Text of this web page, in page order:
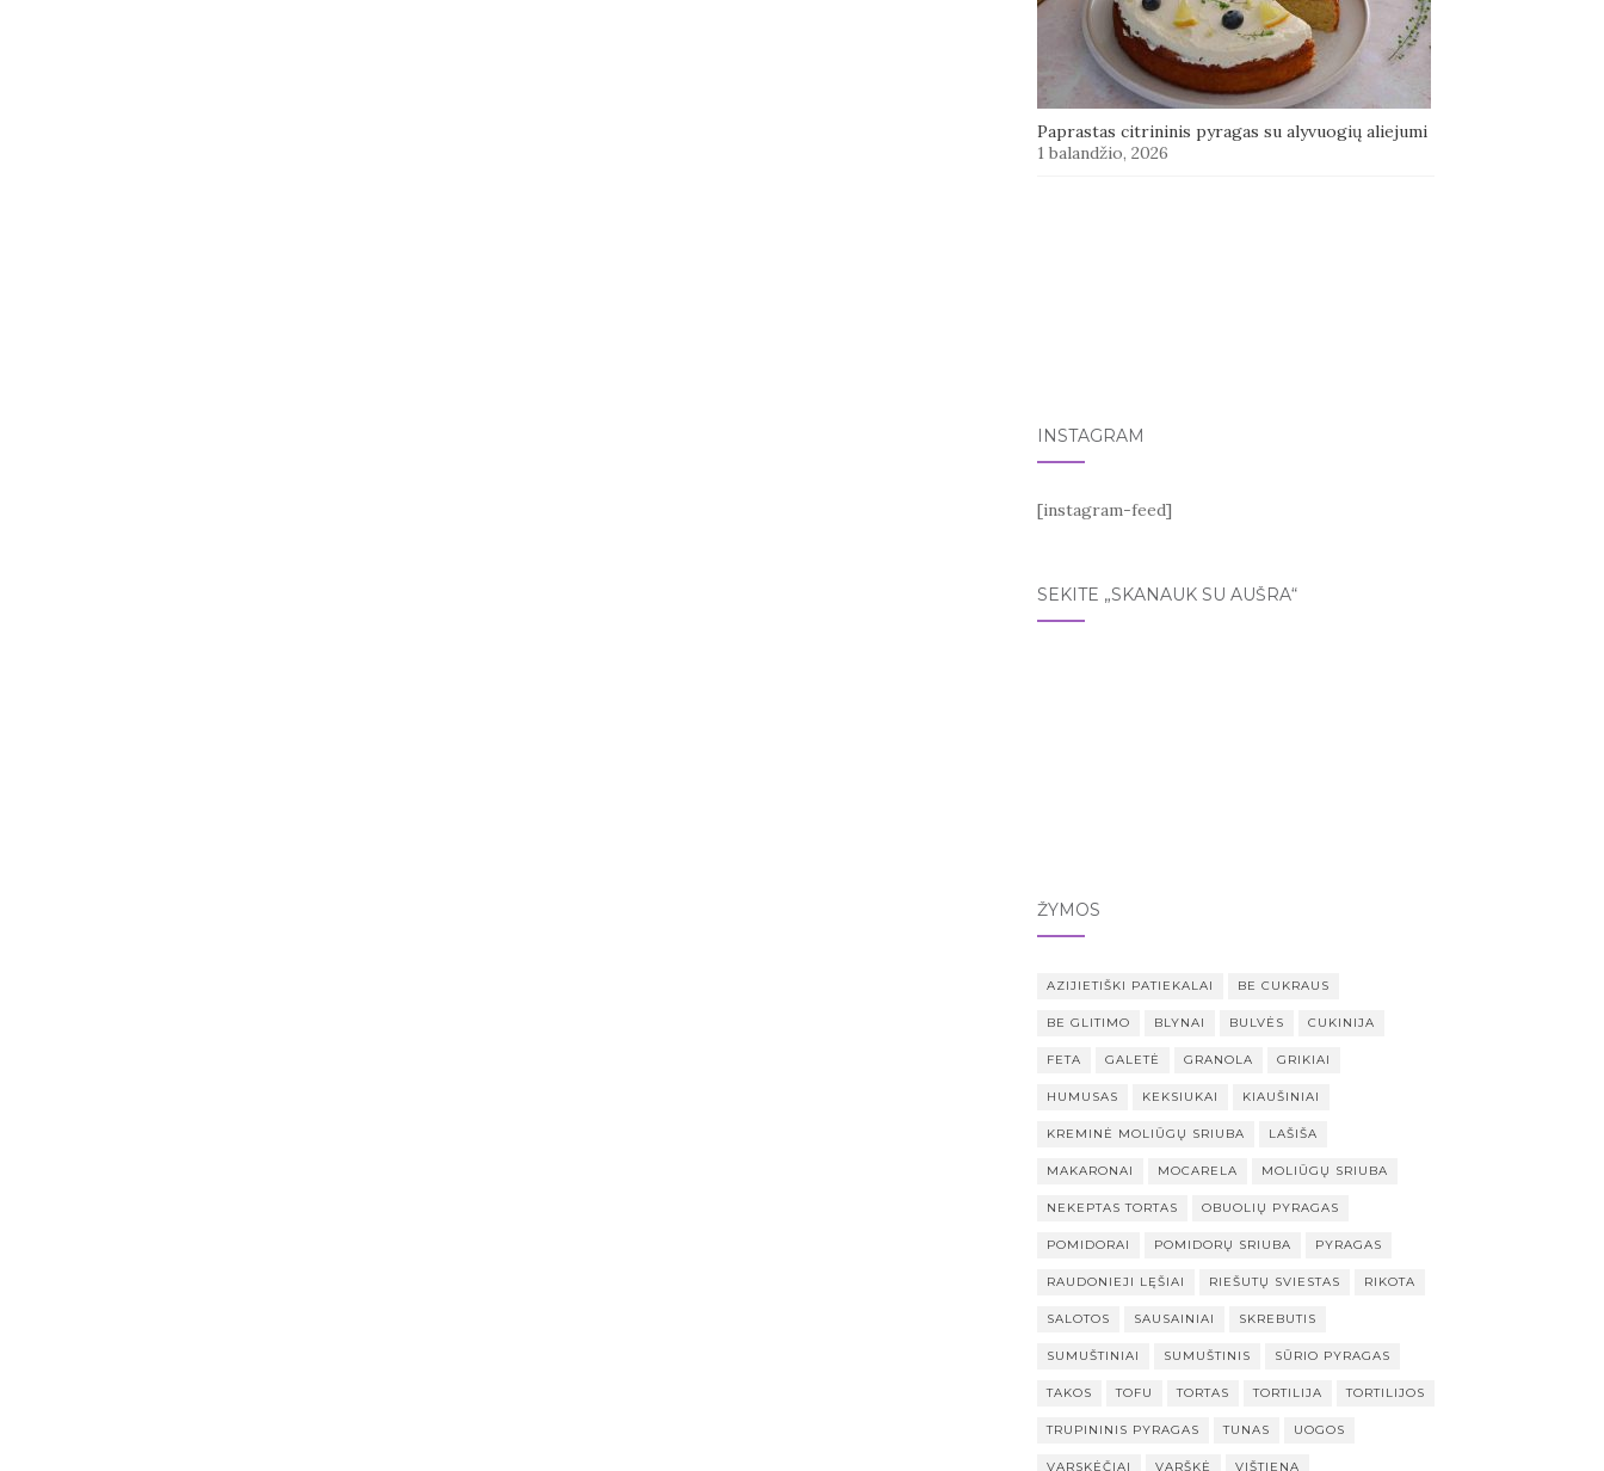
Paprastas citrininis pyragas su alyvuogių aliejumi
1 balandžio, 2026
INSTAGRAM
[instagram-feed]
SEKITE „SKANAUK SU AUŠRA“
ŽYMOS
AZIJIETIŠKI PATIEKALAI BE CUKRAUS
BE GLITIMO BLYNAI BULVĖS CUKINIJA
FETA GALETĖ GRANOLA GRIKIAI
HUMUSAS KEKSIUKAI KIAUŠINIAI
KREMINĖ MOLIŪGŲ SRIUBA LAŠIŠA
MAKARONAI MOCARELA MOLIŪGŲ SRIUBA
NEKEPTAS TORTAS OBUOLIŲ PYRAGAS
POMIDORAI POMIDORŲ SRIUBA PYRAGAS
RAUDONIEJI LĘŠIAI RIEŠUTŲ SVIESTAS RIKOTA
SALOTOS SAUSAINIAI SKREBUTIS
SUMUŠTINIAI SUMUŠTINIS SŪRIO PYRAGAS
TAKOS TOFU TORTAS TORTILIJA TORTILIJOS
TRUPININIS PYRAGAS TUNAS UOGOS
VARSKĖČIAI VARŠKĖ VIŠTIENA